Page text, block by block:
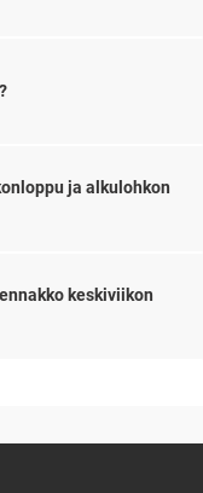
ja alkulohkon
keskiviikon